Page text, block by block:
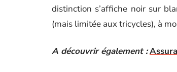
distinction s’affiche noir sur
(mais limitée aux tricycles), à
A découvrir également :